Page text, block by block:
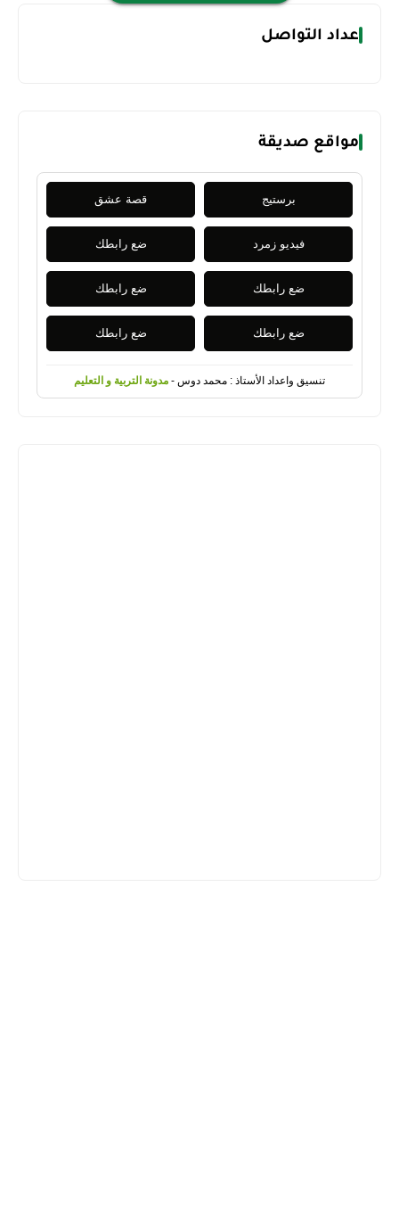
عداد التواصل
مواقع صديقة
برستيج قصة عشق
فيديو زمرد ضع رابطك
ضع رابطك ضع رابطك
ضع رابطك ضع رابطك
تنسيق واعداد الأستاذ : محمد دوس - مدونة التربية و التعليم